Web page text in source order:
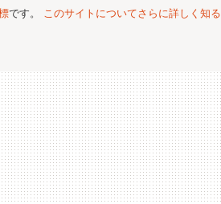
です。 このサイトについてさらに詳しく知る